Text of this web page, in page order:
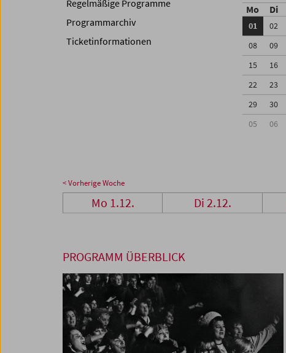
Regelmäßige Programme
Programmarchiv
Ticketinformationen
Mo Di
01 02
08
09
15
16
22
23
29
30
05
06
< Vorherige Woche
Mo 1.12. Di 2.12.
PROGRAMM ÜBERBLICK